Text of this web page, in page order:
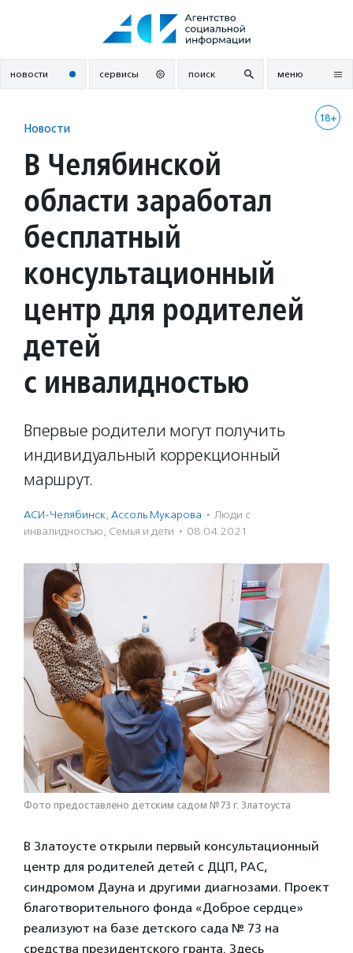
новости сервисы поиск меню
18+
Новости
В Челябинской
области заработал
бесплатный
консультационный
центр для родителей
детей
с инвалидностью
Впервые родители могут получить
индивидуальный коррекционный
маршрут.
АСИ-Челябинск, Ассоль Мукарова · Люди с
инвалидностью, Семья и дети · 08.04.2021
Фото предоставлено детским садом №73 г. Златоуста
В Златоусте открыли первый консультационный
центр для родителей детей с ДЦП, РАС,
синдромом Дауна и другими диагнозами. Проект
благотворительного фонда «Доброе сердце»
реализуют на базе детского сада № 73 на
средства президентского гранта. Здесь